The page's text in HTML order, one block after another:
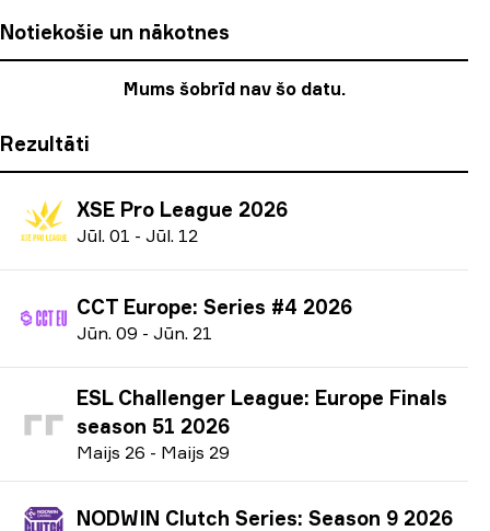
Notiekošie un nākotnes
Mums šobrīd nav šo datu.
Rezultāti
XSE Pro League 2026
Jūl. 01 - Jūl. 12
CCT Europe: Series #4 2026
Jūn. 09 - Jūn. 21
ESL Challenger League: Europe Finals
season 51 2026
Maijs 26 - Maijs 29
NODWIN Clutch Series: Season 9 2026